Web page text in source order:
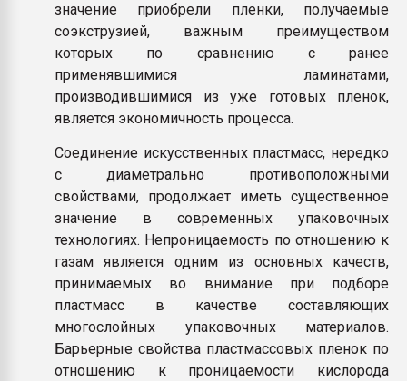
значение приобрели пленки, получаемые
соэкструзией, важным преимуществом
которых по сравнению с ранее
применявшимися ламинатами,
производившимися из уже готовых пленок,
является экономичность процесса.
Соединение искусственных пластмасс, нередко
с диаметрально противоположными
свойствами, продолжает иметь существенное
значение в современных упаковочных
технологиях. Непроницаемость по отношению к
газам является одним из основных качеств,
принимаемых во внимание при подборе
пластмасс в качестве составляющих
многослойных упаковочных материалов.
Барьерные свойства пластмассовых пленок по
отношению к проницаемости кислорода